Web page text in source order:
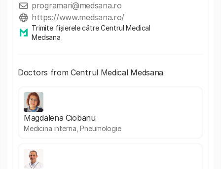
programari@medsana.ro
https://www.medsana.ro/
Trimite fișierele către Centrul Medical
Medsana
Doctors from Centrul Medical Medsana
Magdalena Ciobanu
Medicina interna, Pneumologie